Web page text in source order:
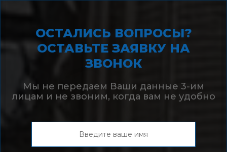
ОСТАЛИСЬ ВОПРОСЫ?
ОСТАВЬТЕ ЗАЯВКУ НА
ЗВОНОК
Мы не передаем Ваши данные 3-им
лицам и не звоним, когда вам не удобно